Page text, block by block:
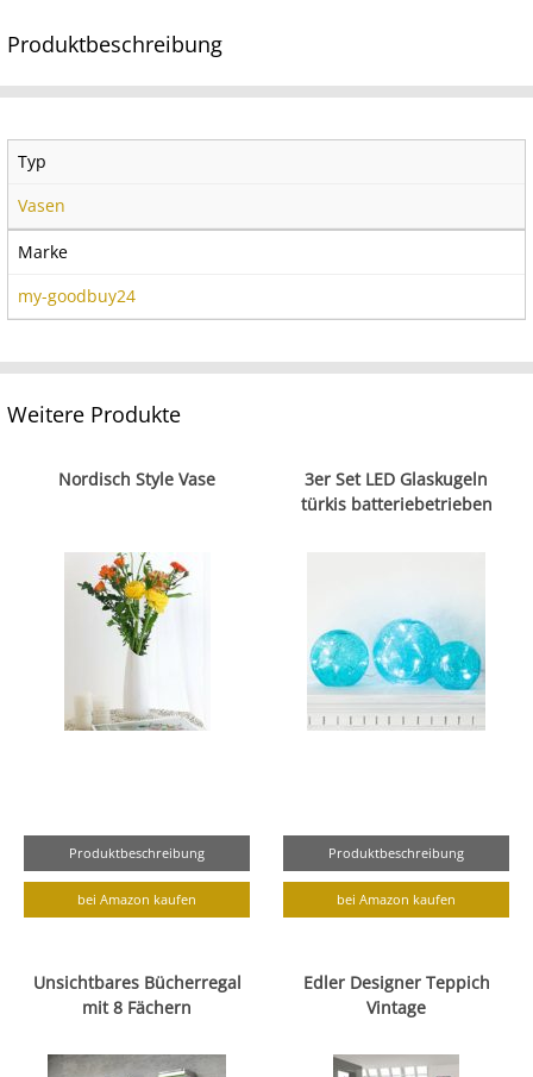
Produktbeschreibung
Typ
Vasen
Marke
my-goodbuy24
Weitere Produkte
Nordisch Style Vase
Produktbeschreibung
bei Amazon kaufen
3er Set LED Glaskugeln
türkis batteriebetrieben
Produktbeschreibung
bei Amazon kaufen
Unsichtbares Bücherregal
mit 8 Fächern
Edler Designer Teppich
Vintage